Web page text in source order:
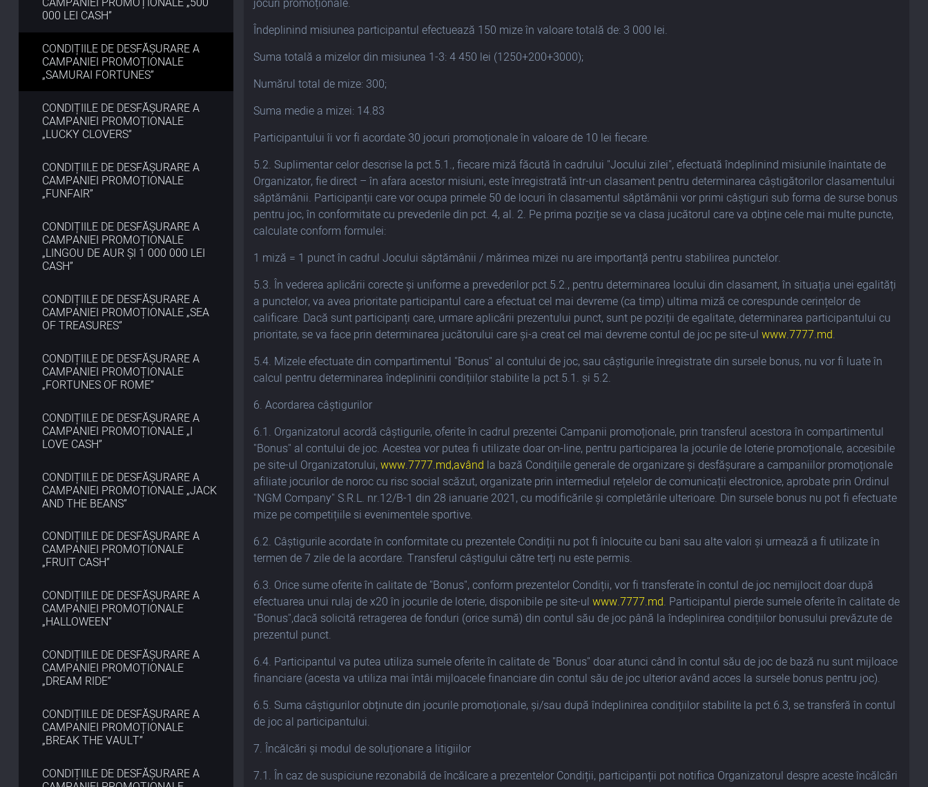
000 LEI CASH”
CONDIȚIILE DE DESFĂȘURARE A
CAMPANIEI PROMOȚIONALE
„SAMURAI FORTUNES”
CONDIȚIILE DE DESFĂȘURARE A
CAMPANIEI PROMOȚIONALE
„LUCKY CLOVERS”
CONDIȚIILE DE DESFĂȘURARE A
CAMPANIEI PROMOȚIONALE
„FUNFAIR”
CONDIȚIILE DE DESFĂȘURARE A
CAMPANIEI PROMOȚIONALE
„LINGOU DE AUR ȘI 1 000 000 LEI
CASH”
CONDIȚIILE DE DESFĂȘURARE A
CAMPANIEI PROMOȚIONALE „SEA
OF TREASURES”
CONDIȚIILE DE DESFĂȘURARE A
CAMPANIEI PROMOȚIONALE
„FORTUNES OF ROME”
CONDIȚIILE DE DESFĂȘURARE A
CAMPANIEI PROMOȚIONALE „I
LOVE CASH”
CONDIȚIILE DE DESFĂȘURARE A
CAMPANIEI PROMOȚIONALE „JACK
AND THE BEANS”
CONDIȚIILE DE DESFĂȘURARE A
CAMPANIEI PROMOȚIONALE
„FRUIT CASH”
CONDIȚIILE DE DESFĂȘURARE A
CAMPANIEI PROMOȚIONALE
„HALLOWEEN”
CONDIȚIILE DE DESFĂȘURARE A
CAMPANIEI PROMOȚIONALE
„DREAM RIDE”
CONDIȚIILE DE DESFĂȘURARE A
CAMPANIEI PROMOȚIONALE
„BREAK THE VAULT”
CONDIȚIILE DE DESFĂȘURARE A
Îndeplinind misiunea participantul efectuează 150 mize în valoare totală de: 3 000 lei.
Suma totală a mizelor din misiunea 1-3: 4 450 lei (1250+200+3000);
Numărul total de mize: 300;
Suma medie a mizei: 14.83
Participantului îi vor fi acordate 30 jocuri promoționale în valoare de 10 lei fiecare.
5.2. Suplimentar celor descrise la pct.5.1., fiecare miză făcută în cadrului "Jocului zilei", efectuată îndeplinind misiunile înaintate de
Organizator, fie direct – în afara acestor misiuni, este înregistrată într-un clasament pentru determinarea câștigătorilor clasamentului
săptămânii. Participanții care vor ocupa primele 50 de locuri în clasamentul săptămânii vor primi câștiguri sub forma de surse bonus
pentru joc, în conformitate cu prevederile din pct. 4, al. 2. Pe prima poziție se va clasa jucătorul care va obține cele mai multe puncte,
calculate conform formulei:
1 miză = 1 punct în cadrul Jocului săptămânii / mărimea mizei nu are importanță pentru stabilirea punctelor.
5.3. În vederea aplicării corecte și uniforme a prevederilor pct.5.2., pentru determinarea locului din clasament, în situația unei egalități
a punctelor, va avea prioritate participantul care a efectuat cel mai devreme (ca timp) ultima miză ce corespunde cerințelor de
calificare. Dacă sunt participanți care, urmare aplicării prezentului punct, sunt pe poziții de egalitate, determinarea participantului cu
prioritate, se va face prin determinarea jucătorului care și-a creat cel mai devreme contul de joc pe site-ulwww.7777.md.
5.4. Mizele efectuate din compartimentul "Bonus" al contului de joc, sau câștigurile înregistrate din sursele bonus, nu vor fi luate în
calcul pentru determinarea îndeplinirii condițiilor stabilite la pct.5.1. și 5.2.
6. Acordarea câștigurilor
6.1. Organizatorul acordă câștigurile, oferite în cadrul prezentei Campanii promoționale, prin transferul acestora în compartimentul
"Bonus" al contului de joc. Acestea vor putea fi utilizate doar on-line, pentru participarea la jocurile de loterie promoționale, accesibile
pe site-ul Organizatorului,www.7777.md,având la bază Condițiile generale de organizare și desfășurare a campaniilor promoționale
afiliate jocurilor de noroc cu risc social scăzut, organizate prin intermediul rețelelor de comunicații electronice, aprobate prin Ordinul
"NGM Company" S.R.L. nr.12/B-1 din 28 ianuarie 2021, cu modificările și completările ulterioare. Din sursele bonus nu pot fi efectuate
mize pe competițiile si evenimentele sportive.
6.2. Câștigurile acordate în conformitate cu prezentele Condiții nu pot fi înlocuite cu bani sau alte valori și urmează a fi utilizate în
termen de 7 zile de la acordare. Transferul câștigului către terți nu este permis.
6.3. Orice sume oferite în calitate de "Bonus", conform prezentelor Condiții, vor fi transferate în contul de joc nemijlocit doar după
efectuarea unui rulaj de x20 în jocurile de loterie, disponibile pe site-ulwww.7777.md. Participantul pierde sumele oferite în calitate de
"Bonus",dacă solicită retragerea de fonduri (orice sumă) din contul său de joc până la îndeplinirea condițiilor bonusului prevăzute de
prezentul punct.
6.4. Participantul va putea utiliza sumele oferite în calitate de "Bonus" doar atunci când în contul său de joc de bază nu sunt mijloace
financiare (acesta va utiliza mai întâi mijloacele financiare din contul său de joc ulterior având acces la sursele bonus pentru joc).
6.5. Suma câștigurilor obținute din jocurile promoționale, și/sau după îndeplinirea condițiilor stabilite la pct.6.3, se transferă în contul
de joc al participantului.
7. Încălcări și modul de soluționare a litigiilor
7.1. În caz de suspiciune rezonabilă de încălcare a prezentelor Condiții, participanții pot notifica Organizatorul despre aceste încălcări